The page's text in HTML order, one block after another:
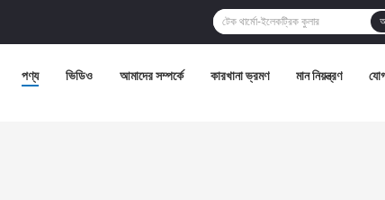
পণ্য ভিডিও আমাদের সম্পর্কে কারখানা ভ্রমণ মান নিয়ন্ত্রণ